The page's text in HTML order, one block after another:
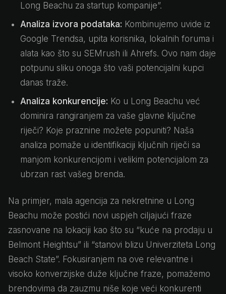
Long Beachu za startup kompanije”.
Analiza izvora podataka: Kombinujemo uvide iz
Google Trendsa, upita korisnika, lokalnih foruma i
alata kao što su SEMrush ili Ahrefs. Ovo nam daje
potpunu sliku onoga što vaši potencijalni kupci
danas traže.
Analiza konkurencije: Ko u Long Beachu već
dominira rangiranjem za vaše glavne ključne
riječi? Koje praznine možete popuniti? Naša
analiza pomaže u identifikaciji ključnih riječi sa
manjom konkurencijom i velikim potencijalom za
ubrzan rast vašeg brenda.
Na primjer, mala agencija za nekretnine u Long
Beachu može postići novi uspjeh ciljajući fraze
zasnovane na lokaciji kao što su “kuće na prodaju u
Belmont Heightsu” ili “stanovi blizu Univerziteta Long
Beach State”. Fokusiranjem na ove relevantne i
visoko konverzijske duže ključne fraze, pomažemo
brendovima da zauzmu niše koje veći konkurenti